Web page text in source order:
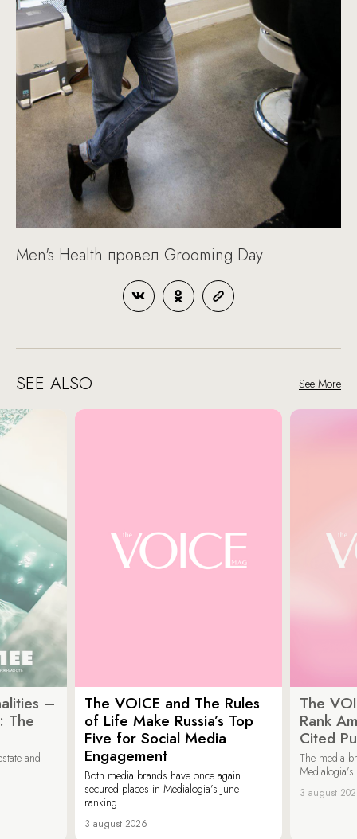
Men's Health провел Grooming Day
SEE ALSO See More
–
The
and
The VOICE and The Rules
of Life Make Russia’s Top
Five for Social Media
Engagement
Both media brands have once again
secured places in Medialogia’s June
ranking.
3 august 2026
The
Rank
Cited
The media
3 august